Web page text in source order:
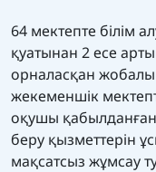
64 мектепте білім
қуатынан 2 есе
орналасқан
жекеменшік
оқушы
беру қызметтерін
мақсатсыз жұмсау